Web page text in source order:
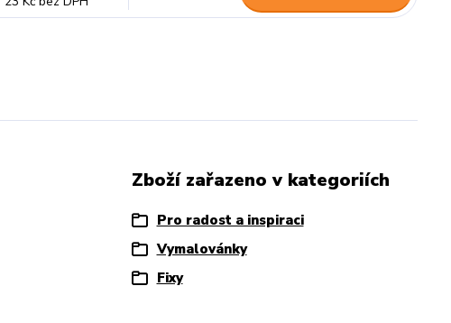
Zboží zařazeno v kategoriích
Pro radost a inspiraci
Vymalovánky
Fixy